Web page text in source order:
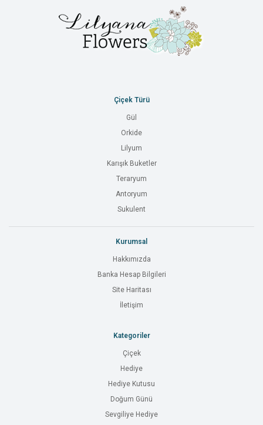
Çiçek Türü
Gül
Orkide
Lilyum
Karışık Buketler
Teraryum
Antoryum
Sukulent
Kurumsal
Hakkımızda
Banka Hesap Bilgileri
Site Haritası
İletişim
Kategoriler
Çiçek
Hediye
Hediye Kutusu
Doğum Günü
Sevgiliye Hediye